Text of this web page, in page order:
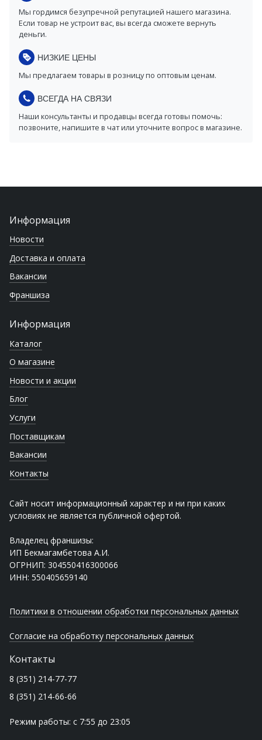
Мы гордимся безупречной репутацией нашего магазина.
Если товар не устроит вас, вы всегда сможете вернуть
деньги.
НИЗКИЕ ЦЕНЫ
Мы предлагаем товары в розницу по оптовым ценам.
ВСЕГДА НА СВЯЗИ
Наши консультанты и продавцы всегда готовы помочь:
позвоните, напишите в чат или уточните вопрос в магазине.
Информация
Новости
Доставка и оплата
Вакансии
Франшиза
Информация
Каталог
О магазине
Новости и акции
Блог
Услуги
Поставщикам
Вакансии
Контакты
Сайт носит информационный характер и ни при каких
условиях не является публичной офертой.
Владелец франшизы:
ИП Бекмагамбетова А.И.
ОГРНИП: 304550416300066
ИНН: 550405659140
Политики в отношении обработки персональных данных
Согласие на обработку персональных данных
Контакты
8 (351) 214-77-77
8 (351) 214-66-66
Режим работы: с 7:55 до 23:05